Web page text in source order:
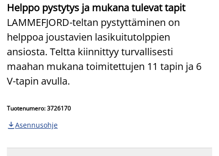
Helppo pystytys ja mukana tulevat tapit
LAMMEFJORD-teltan pystyttäminen on
helppoa joustavien lasikuitutolppien
ansiosta. Teltta kiinnittyy turvallisesti
maahan mukana toimitettujen 11 tapin ja 6
V-tapin avulla.
Tuotenumero: 3726170
 Asennusohje